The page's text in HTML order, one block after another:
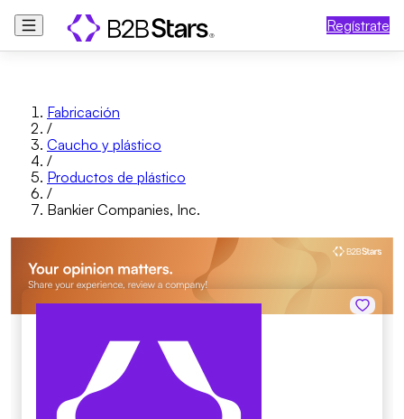
Regístrate
Fabricación
/
Caucho y plástico
/
Productos de plástico
/
Bankier Companies, Inc.